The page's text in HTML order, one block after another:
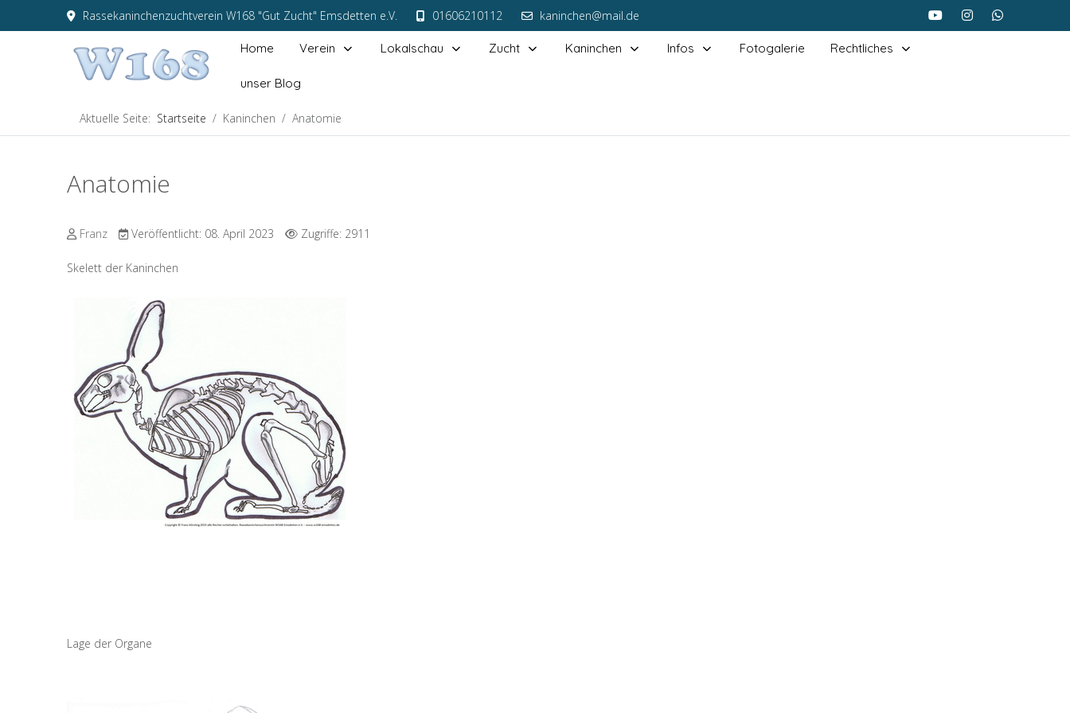
Rassekaninchenzuchtverein W168 "Gut Zucht" Emsdetten e.V. 01606210112 kaninchen@mail.de
Home Verein Lokalschau Zucht Kaninchen Infos Fotogalerie Rechtliches
unser Blog
Aktuelle Seite: Startseite Kaninchen Anatomie
Anatomie
Franz Veröffentlicht: 08. April 2023 Zugriffe: 2911
Skelett der Kaninchen
Lage der Organe